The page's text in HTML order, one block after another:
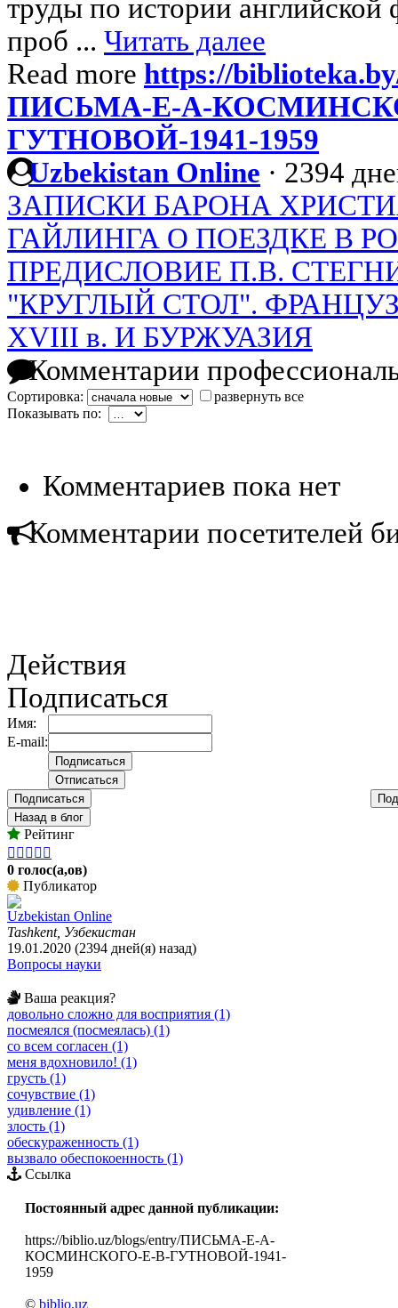
труды по истории английской
проб ... Читать далее
Read more https://
ПИСЬМА-Е-А-
ГУТНОВОЙ-1941-1959
Uzbekistan Online · 2394
ЗАПИСКИ БАРОНА
ГАЙЛИНГА О ПОЕЗДКЕ В
ПРЕДИСЛОВИЕ П.В.
"КРУГЛЫЙ СТОЛ".
XVIII в. И БУРЖУАЗИЯ
Комментарии
Сортировка:
развернуть все
Показывать по:
Комментариев пока нет
Комментарии посетителей
Действия
Подписаться
Имя:
E-mail:
Подписаться
Назад в блог
Рейтинг
    
0 голос(а,ов)
Публикатор
Uzbekistan Online
Tashkent, Узбекистан
19.01.2020 (2394 дней(я) назад)
Вопросы науки
Ваша реакция?
довольно сложно для восприятия (1)
посмеялся (посмеялась) (1)
со всем согласен (1)
меня вдохновило! (1)
грусть (1)
сочувствие (1)
удивление (1)
злость (1)
обескураженность (1)
вызвало обеспокоенность (1)
Ссылка
Постоянный адрес данной публикации:
https://biblio.uz/blogs/entry/ПИСЬМА-Е-А-
КОСМИНСКОГО-Е-В-ГУТНОВОЙ-1941-
1959
© biblio.uz